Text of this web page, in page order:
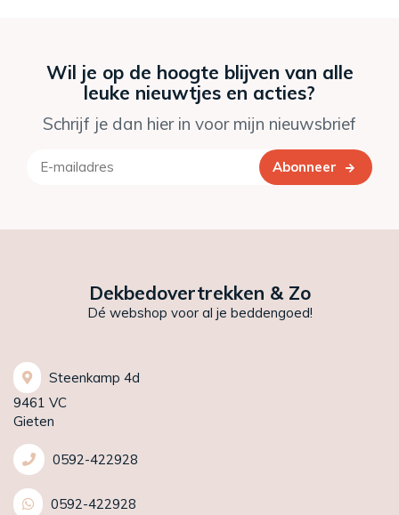
Wil je op de hoogte blijven van alle
leuke nieuwtjes en acties?
Schrijf je dan hier in voor mijn nieuwsbrief
Abonneer
Dekbedovertrekken & Zo
Dé webshop voor al je beddengoed!
Steenkamp 4d
9461 VC
Gieten
0592-422928
0592-422928